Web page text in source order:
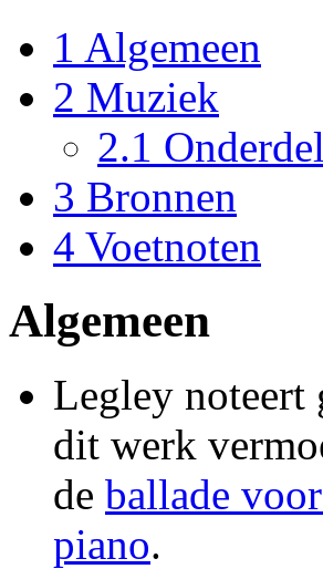
1 Algemeen
2 Muziek
2.1
3 Bronnen
4 Voetnoten
Algemeen
Legley noteert
dit werk
de ballade
piano.